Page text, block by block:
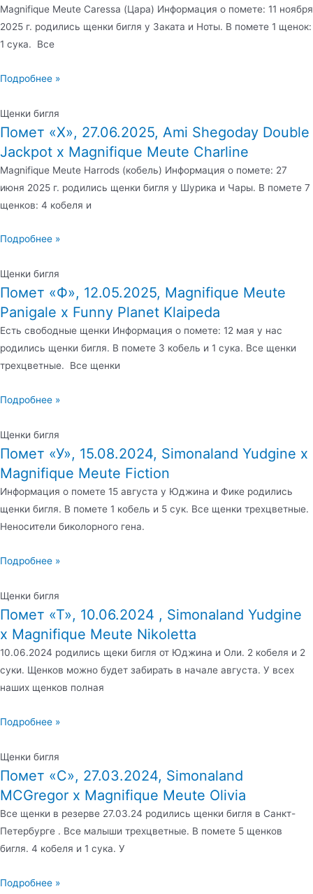
Magnifique Meute Caressa (Цара) Информация о помете: 11 ноября
2025 г. родились щенки бигля у Заката и Ноты. В помете 1 щенок:
1 сука. Все
Подробнее »
Щенки бигля
Помет «Х», 27.06.2025, Ami Shegoday Double
Jackpot х Magnifique Meute Charline
Magnifique Meute Harrods (кобель) Информация о помете: 27
июня 2025 г. родились щенки бигля у Шурика и Чары. В помете 7
щенков: 4 кобеля и
Подробнее »
Щенки бигля
Помет «Ф», 12.05.2025, Magnifique Meute
Panigale х Funny Planet Klaipeda
Есть свободные щенки Информация о помете: 12 мая у нас
родились щенки бигля. В помете 3 кобель и 1 сука. Все щенки
трехцветные. Все щенки
Подробнее »
Щенки бигля
Помет «У», 15.08.2024, Simonaland Yudgine x
Magnifique Meute Fiction
Информация о помете 15 августа у Юджина и Фике родились
щенки бигля. В помете 1 кобель и 5 сук. Все щенки трехцветные.
Неносители биколорного гена.
Подробнее »
Щенки бигля
Помет «Т», 10.06.2024 , Simonaland Yudgine
x Magnifique Meute Nikoletta
10.06.2024 родились щеки бигля от Юджина и Оли. 2 кобеля и 2
суки. Щенков можно будет забирать в начале августа. У всех
наших щенков полная
Подробнее »
Щенки бигля
Помет «C», 27.03.2024, Simonaland
MCGregor x Magnifique Meute Olivia
Все щенки в резерве 27.03.24 родились щенки бигля в Санкт-
Петербурге . Все малыши трехцветные. В помете 5 щенков
бигля. 4 кобеля и 1 сука. У
Подробнее »